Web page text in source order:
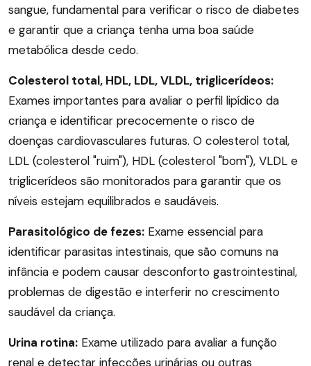
sangue, fundamental para verificar o risco de diabetes
e garantir que a criança tenha uma boa saúde
metabólica desde cedo.
Colesterol total, HDL, LDL, VLDL, triglicerídeos:
Exames importantes para avaliar o perfil lipídico da
criança e identificar precocemente o risco de
doenças cardiovasculares futuras. O colesterol total,
LDL (colesterol "ruim"), HDL (colesterol "bom"), VLDL e
triglicerídeos são monitorados para garantir que os
níveis estejam equilibrados e saudáveis.
Parasitológico de fezes: Exame essencial para
identificar parasitas intestinais, que são comuns na
infância e podem causar desconforto gastrointestinal,
problemas de digestão e interferir no crescimento
saudável da criança.
Urina rotina: Exame utilizado para avaliar a função
renal e detectar infecções urinárias ou outras